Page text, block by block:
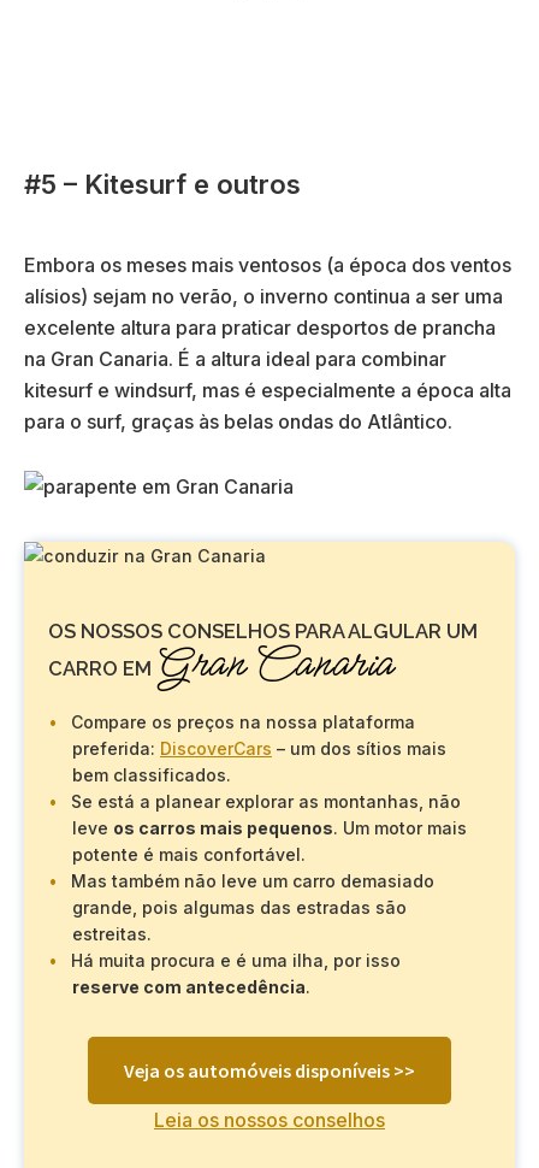
#5 – Kitesurf e outros
Embora os meses mais ventosos (a época dos ventos
alísios) sejam no verão, o inverno continua a ser uma
excelente altura para praticar desportos de prancha
na Gran Canaria. É a altura ideal para combinar
kitesurf e windsurf, mas é especialmente a época alta
para o surf, graças às belas ondas do Atlântico.
OS NOSSOS CONSELHOS PARA ALGULAR UM
CARRO EM Gran Canaria
Compare os preços na nossa plataforma
preferida: DiscoverCars – um dos sítios mais
bem classificados.
Se está a planear explorar as montanhas, não
leve os carros mais pequenos. Um motor mais
potente é mais confortável.
Mas também não leve um carro demasiado
grande, pois algumas das estradas são
estreitas.
Há muita procura e é uma ilha, por isso
reserve com antecedência.
Veja os automóveis disponíveis >>
Leia os nossos conselhos